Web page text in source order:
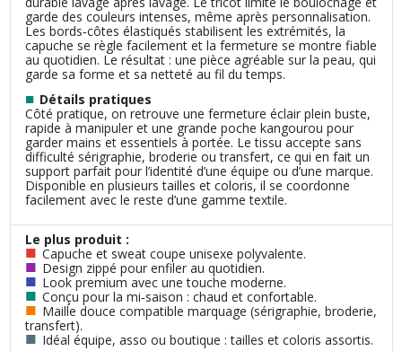
garde des couleurs intenses, même après personnalisation.
Les bords‑côtes élastiqués stabilisent les extrémités, la
capuche se règle facilement et la fermeture se montre fiable
au quotidien. Le résultat : une pièce agréable sur la peau, qui
garde sa forme et sa netteté au fil du temps.
■ Détails pratiques
Côté pratique, on retrouve une fermeture éclair plein buste,
rapide à manipuler et une grande poche kangourou pour
garder mains et essentiels à portée. Le tissu accepte sans
difficulté sérigraphie, broderie ou transfert, ce qui en fait un
support parfait pour l’identité d’une équipe ou d’une marque.
Disponible en plusieurs tailles et coloris, il se coordonne
facilement avec le reste d’une gamme textile.
Le plus produit :
■ Capuche et sweat coupe unisexe polyvalente.
■ Design zippé pour enfiler au quotidien.
■ Look premium avec une touche moderne.
■ Conçu pour la mi‑saison : chaud et confortable.
■ Maille douce compatible marquage (sérigraphie, broderie,
transfert).
■ Idéal équipe, asso ou boutique : tailles et coloris assortis.